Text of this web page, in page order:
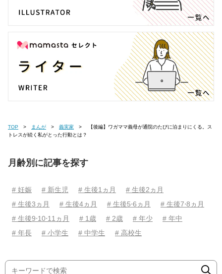
TOP まんが 義実家
トレスが続く私がとった行動とは？
月齢別に記事を探す
# 妊娠 # 新生児 # 生後1ヵ月
# 生後2ヵ月
# 生後3ヵ月
# 生後4ヵ月 # 生後5⋅6ヵ月
# 生後7⋅8ヵ月
# 生後9⋅10⋅11ヵ月
# 1歳 # 2歳 # 年少
# 年中
# 年長
# 小学生 # 中学生 # 高校生